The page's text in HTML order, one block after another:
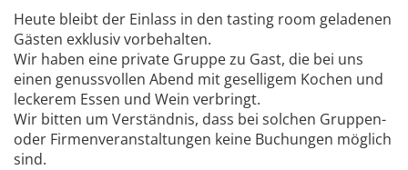
Heute bleibt der Einlass in den tasting room geladenen
Gästen exklusiv vorbehalten.
Wir haben eine private Gruppe zu Gast, die bei uns
einen genussvollen Abend mit geselligem Kochen und
leckerem Essen und Wein verbringt.
Wir bitten um Verständnis, dass bei solchen Gruppen-
oder Firmenveranstaltungen keine Buchungen möglich
sind.